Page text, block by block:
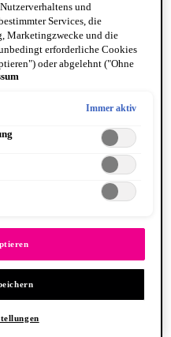
und
Services, die
Marketingzwecke und die
erforderliche Cookies
oder abgelehnt ("Ohne
Anpassungen der
unter dem Link "Cookie-
Immer aktiv